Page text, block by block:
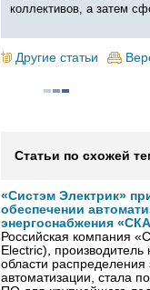
коллективов, а затем
Другие статьи
Статьи по схожей
«Систэм Электрик»
обеспечении
энергоснабжения
Российская компания
Electric),
области распределения
автоматизации, стала